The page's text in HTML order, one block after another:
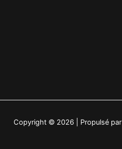
Copyright © 2026 | Propulsé par